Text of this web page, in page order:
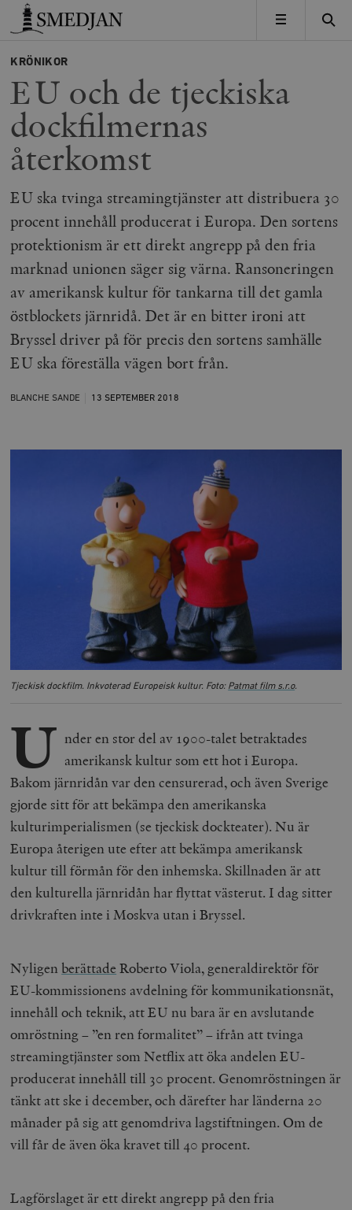
Timbro
MENY
KRÖNIKOR
EU och de tjeckiska
dockfilmernas
återkomst
EU ska tvinga streamingtjänster att distribuera 30
procent innehåll producerat i Europa. Den sortens
protektionism är ett direkt angrepp på den fria
marknad unionen säger sig värna. Ransoneringen
av amerikansk kultur för tankarna till det gamla
östblockets järnridå. Det är en bitter ironi att
Bryssel driver på för precis den sortens samhälle
EU ska föreställa vägen bort från.
BLANCHE SANDE 13 SEPTEMBER 2018
Tjeckisk dockfilm. Inkvoterad Europeisk kultur. Foto: Patmat film s.r.o.
U nder en stor del av 1900-talet betraktades
amerikansk kultur som ett hot i Europa.
Bakom järnridån var den censurerad, och även Sverige
gjorde sitt för att bekämpa den amerikanska
kulturimperialismen (se tjeckisk dockteater). Nu är
Europa återigen ute efter att bekämpa amerikansk
kultur till förmån för den inhemska. Skillnaden är att
den kulturella järnridån har flyttat västerut. I dag sitter
drivkraften inte i Moskva utan i Bryssel.
Nyligen berättade Roberto Viola, generaldirektör för
EU-kommissionens avdelning för kommunikationsnät,
innehåll och teknik, att EU nu bara är en avslutande
omröstning – ”en ren formalitet” – ifrån att tvinga
streamingtjänster som Netflix att öka andelen EU-
producerat innehåll till 30 procent. Genomröstningen är
tänkt att ske i december, och därefter har länderna 20
månader på sig att genomdriva lagstiftningen. Om de
vill får de även öka kravet till 40 procent.
Lagförslaget är ett direkt angrepp på den fria